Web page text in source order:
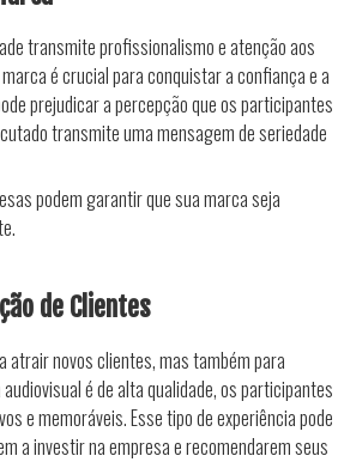
transmite profissionalismo e atenção aos
é crucial para conquistar a confiança e a
prejudicar a percepção que os participantes
transmite uma mensagem de seriedade
podem garantir que sua marca seja
de Clientes
atrair novos clientes, mas também para
é de alta qualidade, os participantes
e memoráveis. Esse tipo de experiência pode
a investir na empresa e recomendarem seus